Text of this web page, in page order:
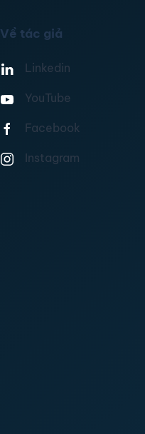
Về tác giả
Linkedin
YouTube
Facebook
Instagram